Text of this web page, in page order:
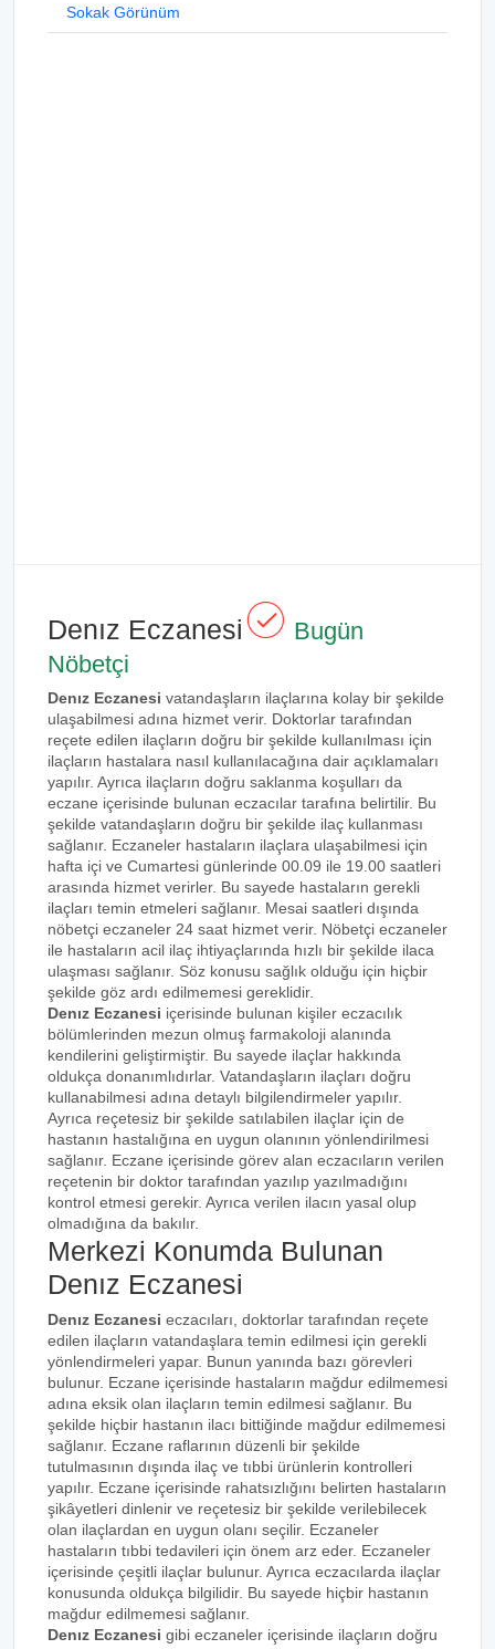
Sokak Görünüm
Denız Eczanesi
Bugün
Nöbetçi
Denız Eczanesi vatandaşların ilaçlarına kolay bir şekilde
ulaşabilmesi adına hizmet verir. Doktorlar tarafından
reçete edilen ilaçların doğru bir şekilde kullanılması için
ilaçların hastalara nasıl kullanılacağına dair açıklamaları
yapılır. Ayrıca ilaçların doğru saklanma koşulları da
eczane içerisinde bulunan eczacılar tarafına belirtilir. Bu
şekilde vatandaşların doğru bir şekilde ilaç kullanması
sağlanır. Eczaneler hastaların ilaçlara ulaşabilmesi için
hafta içi ve Cumartesi günlerinde 00.09 ile 19.00 saatleri
arasında hizmet verirler. Bu sayede hastaların gerekli
ilaçları temin etmeleri sağlanır. Mesai saatleri dışında
nöbetçi eczaneler 24 saat hizmet verir. Nöbetçi eczaneler
ile hastaların acil ilaç ihtiyaçlarında hızlı bir şekilde ilaca
ulaşması sağlanır. Söz konusu sağlık olduğu için hiçbir
şekilde göz ardı edilmemesi gereklidir.
Denız Eczanesi içerisinde bulunan kişiler eczacılık
bölümlerinden mezun olmuş farmakoloji alanında
kendilerini geliştirmiştir. Bu sayede ilaçlar hakkında
oldukça donanımlıdırlar. Vatandaşların ilaçları doğru
kullanabilmesi adına detaylı bilgilendirmeler yapılır.
Ayrıca reçetesiz bir şekilde satılabilen ilaçlar için de
hastanın hastalığına en uygun olanının yönlendirilmesi
sağlanır. Eczane içerisinde görev alan eczacıların verilen
reçetenin bir doktor tarafından yazılıp yazılmadığını
kontrol etmesi gerekir. Ayrıca verilen ilacın yasal olup
olmadığına da bakılır.
Merkezi Konumda Bulunan
Denız Eczanesi
Denız Eczanesi eczacıları, doktorlar tarafından reçete
edilen ilaçların vatandaşlara temin edilmesi için gerekli
yönlendirmeleri yapar. Bunun yanında bazı görevleri
bulunur. Eczane içerisinde hastaların mağdur edilmemesi
adına eksik olan ilaçların temin edilmesi sağlanır. Bu
şekilde hiçbir hastanın ilacı bittiğinde mağdur edilmemesi
sağlanır. Eczane raflarının düzenli bir şekilde
tutulmasının dışında ilaç ve tıbbi ürünlerin kontrolleri
yapılır. Eczane içerisinde rahatsızlığını belirten hastaların
şikâyetleri dinlenir ve reçetesiz bir şekilde verilebilecek
olan ilaçlardan en uygun olanı seçilir. Eczaneler
hastaların tıbbi tedavileri için önem arz eder. Eczaneler
içerisinde çeşitli ilaçlar bulunur. Ayrıca eczacılarda ilaçlar
konusunda oldukça bilgilidir. Bu sayede hiçbir hastanın
mağdur edilmemesi sağlanır.
Denız Eczanesi gibi eczaneler içerisinde ilaçların doğru